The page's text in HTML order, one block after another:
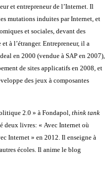
et entrepreneur de l’Internet. Il
mutations induites par Internet, et
et sociales, devant des
à l’étranger. Entrepreneur, il a
en 2000 (vendue à SAP en 2007),
de sites applicatifs en 2008, et
des jeux à composantes
2.0 » à Fondapol, think tank
deux livres: « Avec Internet où
Internet » en 2012. Il enseigne à
écoles. Il anime le blog